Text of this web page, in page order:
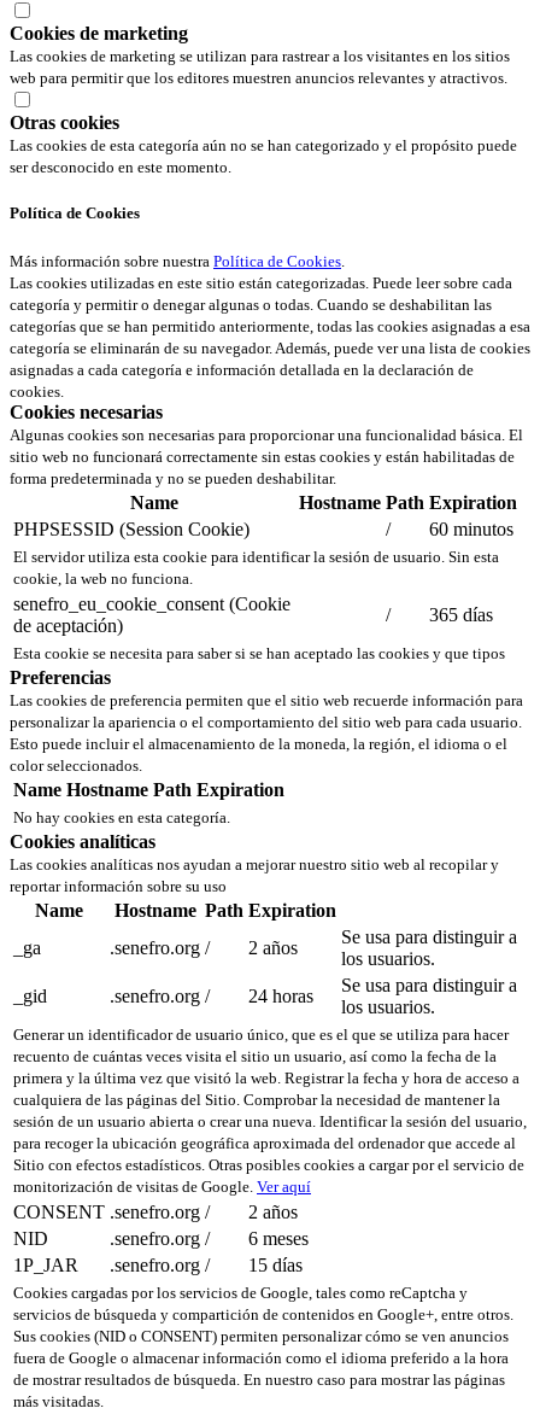
Cookies de marketing
Las cookies de marketing se utilizan para rastrear a los visitantes en los sitios
web para permitir que los editores muestren anuncios relevantes y atractivos.
Otras cookies
Las cookies de esta categoría aún no se han categorizado y el propósito puede
ser desconocido en este momento.
Política de Cookies
Más información sobre nuestra Política de Cookies.
Las cookies utilizadas en este sitio están categorizadas. Puede leer sobre cada
categoría y permitir o denegar algunas o todas. Cuando se deshabilitan las
categorías que se han permitido anteriormente, todas las cookies asignadas a esa
categoría se eliminarán de su navegador. Además, puede ver una lista de cookies
asignadas a cada categoría e información detallada en la declaración de
cookies.
Cookies necesarias
Algunas cookies son necesarias para proporcionar una funcionalidad básica. El
sitio web no funcionará correctamente sin estas cookies y están habilitadas de
forma predeterminada y no se pueden deshabilitar.
Name Hostname Path Expiration
PHPSESSID (Session Cookie)
/ 60 minutos
El servidor utiliza esta cookie para identificar la sesión de usuario. Sin esta
cookie, la web no funciona.
senefro_eu_cookie_consent (Cookie
de aceptación)
/ 365 días
Esta cookie se necesita para saber si se han aceptado las cookies y que tipos
Preferencias
Las cookies de preferencia permiten que el sitio web recuerde información para
personalizar la apariencia o el comportamiento del sitio web para cada usuario.
Esto puede incluir el almacenamiento de la moneda, la región, el idioma o el
color seleccionados.
Name Hostname Path Expiration
No hay cookies en esta categoría.
Cookies analíticas
Las cookies analíticas nos ayudan a mejorar nuestro sitio web al recopilar y
reportar información sobre su uso
Name Hostname Path Expiration
_ga
.senefro.org / 2 años
Se usa para distinguir a
los usuarios.
_gid
.senefro.org / 24 horas
Se usa para distinguir a
los usuarios.
Generar un identificador de usuario único, que es el que se utiliza para hacer
recuento de cuántas veces visita el sitio un usuario, así como la fecha de la
primera y la última vez que visitó la web. Registrar la fecha y hora de acceso a
cualquiera de las páginas del Sitio. Comprobar la necesidad de mantener la
sesión de un usuario abierta o crear una nueva. Identificar la sesión del usuario,
para recoger la ubicación geográfica aproximada del ordenador que accede al
Sitio con efectos estadísticos. Otras posibles cookies a cargar por el servicio de
monitorización de visitas de Google. Ver aquí
CONSENT .senefro.org /
2 años
NID
.senefro.org /
6 meses
1P_JAR
.senefro.org / 15 días
Cookies cargadas por los servicios de Google, tales como reCaptcha y
servicios de búsqueda y compartición de contenidos en Google+, entre otros.
Sus cookies (NID o CONSENT) permiten personalizar cómo se ven anuncios
fuera de Google o almacenar información como el idioma preferido a la hora
de mostrar resultados de búsqueda. En nuestro caso para mostrar las páginas
más visitadas.